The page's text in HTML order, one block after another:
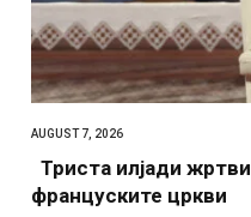
AUGUST 7, 2026
Триста илјади
француските цркви